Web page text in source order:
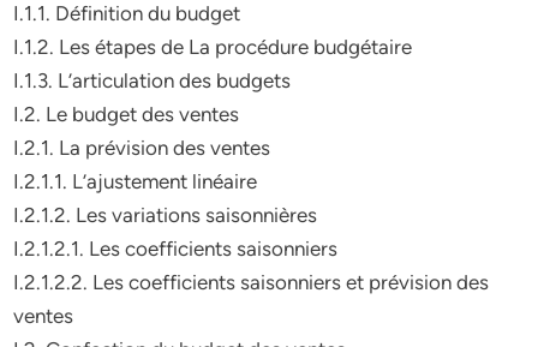
I.1.1. Définition du budget
I.1.2. Les étapes de La procédure budgétaire
I.1.3. L’articulation des budgets
I.2. Le budget des ventes
I.2.1. La prévision des ventes
I.2.1.1. L’ajustement linéaire
I.2.1.2. Les variations saisonnières
I.2.1.2.1. Les coefficients saisonniers
I.2.1.2.2. Les coefficients saisonniers et prévision des
ventes